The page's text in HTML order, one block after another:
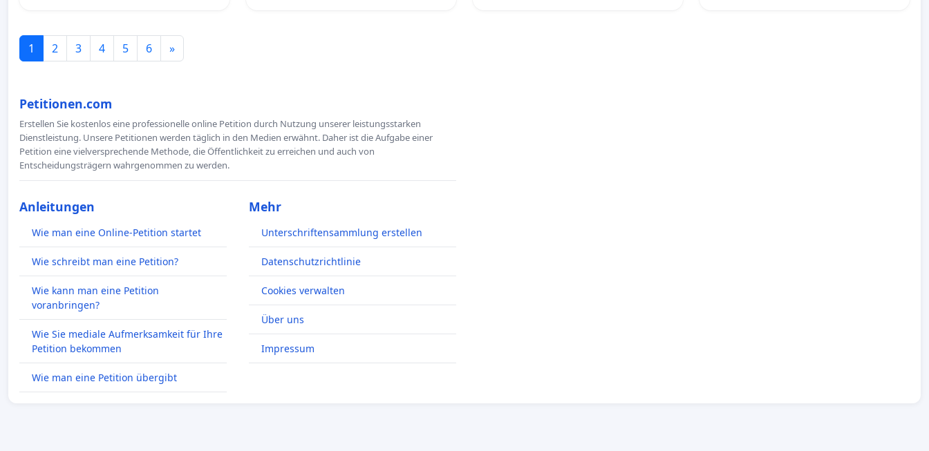
1 2 3 4 5 6 »
Petitionen.com
Erstellen Sie kostenlos eine professionelle online Petition durch Nutzung unserer leistungsstarken
Dienstleistung. Unsere Petitionen werden täglich in den Medien erwähnt. Daher ist die Aufgabe einer
Petition eine vielversprechende Methode, die Öffentlichkeit zu erreichen und auch von
Entscheidungsträgern wahrgenommen zu werden.
Anleitungen
Wie man eine Online-Petition startet
Wie schreibt man eine Petition?
Wie kann man eine Petition
voranbringen?
Wie Sie mediale Aufmerksamkeit für Ihre
Petition bekommen
Wie man eine Petition übergibt
Mehr
Unterschriftensammlung erstellen
Datenschutzrichtlinie
Cookies verwalten
Über uns
Impressum